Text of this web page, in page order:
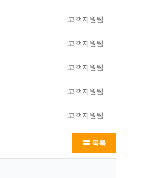
고객지원팀
고객지원팀
고객지원팀
고객지원팀
고객지원팀
목록